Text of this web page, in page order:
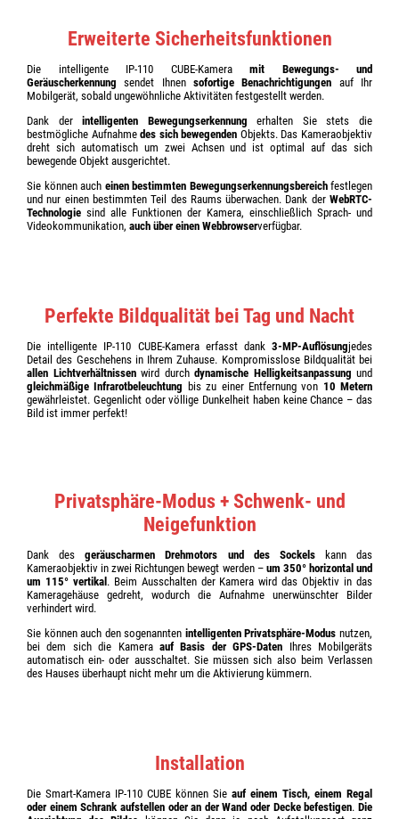
Erweiterte Sicherheitsfunktionen
Die intelligente IP-110 CUBE-Kamera mit Bewegungs- und
Geräuscherkennungsendet Ihnensofortige Benachrichtigungen auf Ihr
Mobilgerät, sobald ungewöhnliche Aktivitäten festgestellt werden.
Dank derintelligenten Bewegungserkennung erhalten Sie stets die
bestmögliche Aufnahmedes sich bewegenden Objekts. Das Kameraobjektiv
dreht sich automatisch um zwei Achsen und ist optimal auf das sich
bewegende Objekt ausgerichtet.
Sie können auch einen bestimmten Bewegungserkennungsbereich festlegen
und nur einen bestimmten Teil des Raums überwachen. Dank der WebRTC-
Technologie sind alle Funktionen der Kamera, einschließlich Sprach- und
Videokommunikation, auch über einen Webbrowserverfügbar.
Perfekte Bildqualität bei Tag und Nacht
Die intelligente IP-110 CUBE-Kamera erfasst dank 3-MP-Auflösungjedes
Detail des Geschehens in Ihrem Zuhause. Kompromisslose Bildqualität bei
allen Lichtverhältnissenwird durch dynamische Helligkeitsanpassung und
gleichmäßige Infrarotbeleuchtung bis zu einer Entfernung von 10 Metern
gewährleistet. Gegenlicht oder völlige Dunkelheit haben keine Chance – das
Bild ist immer perfekt!
Privatsphäre-Modus + Schwenk- und
Neigefunktion
Dank desgeräuscharmen Drehmotors und des Sockels
kann das
Kameraobjektiv in zwei Richtungen bewegt werden – um 350° horizontal und
um 115° vertikal . Beim Ausschalten der Kamera wird das Objektiv in das
Kameragehäuse gedreht, wodurch die Aufnahme unerwünschter Bilder
verhindert wird.
Sie können auch den sogenannten intelligenten Privatsphäre-Modus nutzen,
bei dem sich die Kamera auf Basis der GPS-Daten Ihres Mobilgeräts
automatisch ein- oder ausschaltet. Sie müssen sich also beim Verlassen
des Hauses überhaupt nicht mehr um die Aktivierung kümmern.
Installation
Die Smart-Kamera IP-110 CUBE können Sie auf einem Tisch, einem Regal
oder einem Schrank aufstellen oder an der Wand oder Decke befestigen.Die